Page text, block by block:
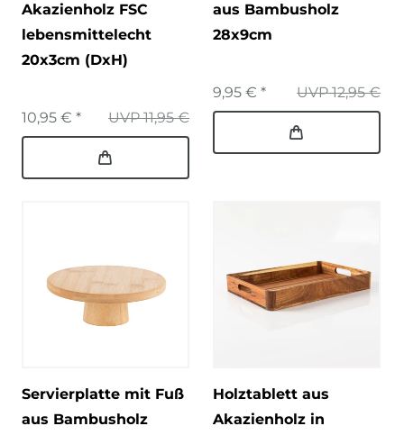
Akazienholz FSC
lebensmittelecht
20x3cm (DxH)
UVP 11,95 €
10,95 € *
aus Bambusholz
28x9cm
UVP 12,95 €
9,95 € *
Servierplatte mit Fuß
aus Bambusholz
Holztablett aus
Akazienholz in